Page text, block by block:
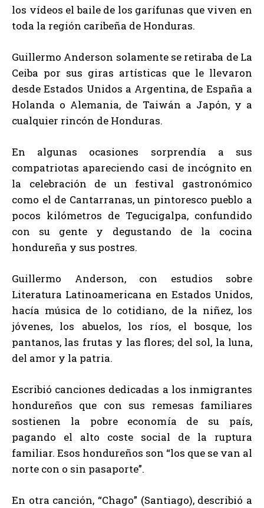
los vídeos el baile de los garífunas que viven en
toda la región caribeña de Honduras.
Guillermo Anderson solamente se retiraba de La
Ceiba por sus giras artísticas que le llevaron
desde Estados Unidos a Argentina, de España a
Holanda o Alemania, de Taiwán a Japón, y a
cualquier rincón de Honduras.
En algunas ocasiones sorprendía a sus
compatriotas apareciendo casi de incógnito en
la celebración de un festival gastronómico
como el de Cantarranas, un pintoresco pueblo a
pocos kilómetros de Tegucigalpa, confundido
con su gente y degustando de la cocina
hondureña y sus postres.
Guillermo Anderson, con estudios sobre
Literatura Latinoamericana en Estados Unidos,
hacía música de lo cotidiano, de la niñez, los
jóvenes, los abuelos, los ríos, el bosque, los
pantanos, las frutas y las flores; del sol, la luna,
del amor y la patria.
Escribió canciones dedicadas a los inmigrantes
hondureños que con sus remesas familiares
sostienen la pobre economía de su país,
pagando el alto coste social de la ruptura
familiar. Esos hondureños son “los que se van al
norte con o sin pasaporte”.
En otra canción, “Chago” (Santiago), describió a